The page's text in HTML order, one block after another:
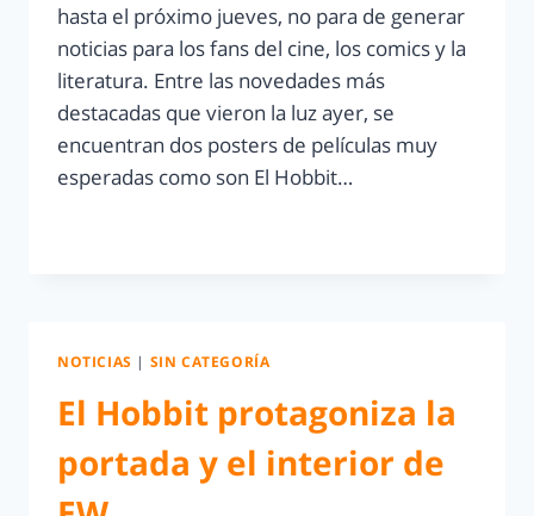
hasta el próximo jueves, no para de generar
noticias para los fans del cine, los comics y la
literatura. Entre las novedades más
destacadas que vieron la luz ayer, se
encuentran dos posters de películas muy
esperadas como son El Hobbit…
NOTICIAS | SIN CATEGORÍA
El Hobbit protagoniza la
portada y el interior de